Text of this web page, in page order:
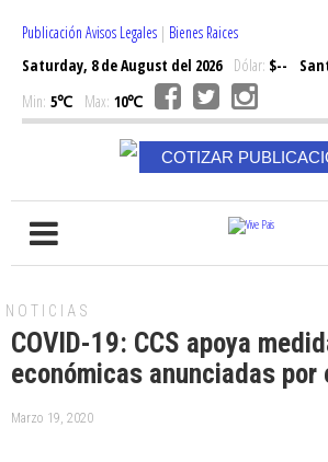
Publicación Avisos Legales | Bienes Raices
Saturday, 8 de August del 2026Dólar: $--
Min: 5℃ Max: 10℃
COTIZAR
NOTICIAS
COVID-19: CCS apoya
económicas anunciadas por
Marzo 19, 2020